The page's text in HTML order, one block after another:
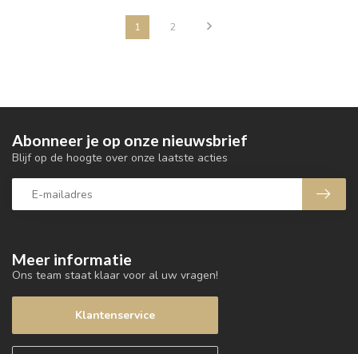
1 2
Meer informatie
Ons team staat klaar voor al uw vragen!
Klantenservice
Abonneer je op onze nieuwsbrief
Blijf op de hoogte over onze laatste acties